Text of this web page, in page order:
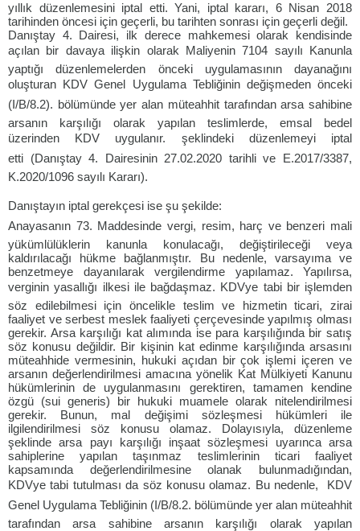
yıllık düzenlemesini iptal etti. Yani, iptal kararı, 6 Nisan 2018
tarihinden öncesi için geçerli, bu tarihten sonrası için geçerli değil.
Danıştay 4. Dairesi, ilk derece mahkemesi olarak kendisinde
açılan bir davaya ilişkin olarak Maliyenin 7104 sayılı Kanunla
yaptığı düzenlemelerden önceki uygulamasının dayanağını
oluşturan KDV Genel Uygulama Tebliğinin değişmeden önceki
(I/B/8.2). bölümünde yer alan müteahhit tarafından arsa sahibine
arsanın karşılığı olarak yapılan teslimlerde, emsal bedel
üzerinden KDV uygulanır. şeklindeki düzenlemeyi iptal
etti (Danıştay 4. Dairesinin 27.02.2020 tarihli ve E.2017/3387,
K.2020/1096 sayılı Kararı).
Danıştayın iptal gerekçesi ise şu şekilde:
Anayasanın 73. Maddesinde vergi, resim, harç ve benzeri mali
yükümlülüklerin kanunla konulacağı, değiştirileceği veya
kaldırılacağı hükme bağlanmıştır. Bu nedenle, varsayıma ve
benzetmeye dayanılarak vergilendirme yapılamaz. Yapılırsa,
verginin yasallığı ilkesi ile bağdaşmaz. KDVye tabi bir işlemden
söz edilebilmesi için öncelikle teslim ve hizmetin ticari, zirai
faaliyet ve serbest meslek faaliyeti çerçevesinde yapılmış olması
gerekir. Arsa karşılığı kat alımında ise para karşılığında bir satış
söz konusu değildir. Bir kişinin kat edinme karşılığında arsasını
müteahhide vermesinin, hukuki açıdan bir çok işlemi içeren ve
arsanın değerlendirilmesi amacına yönelik Kat Mülkiyeti Kanunu
hükümlerinin de uygulanmasını gerektiren, tamamen kendine
özgü (sui generis) bir hukuki muamele olarak nitelendirilmesi
gerekir. Bunun, mal değişimi sözleşmesi hükümleri ile
ilgilendirilmesi söz konusu olamaz. Dolayısıyla, düzenleme
şeklinde arsa payı karşılığı inşaat sözleşmesi uyarınca arsa
sahiplerine yapılan taşınmaz teslimlerinin ticari faaliyet
kapsamında değerlendirilmesine olanak bulunmadığından,
KDVye tabi tutulması da söz konusu olamaz. Bu nedenle, KDV
Genel Uygulama Tebliğinin (I/B/8.2. bölümünde yer alan müteahhit
tarafından arsa sahibine arsanın karşılığı olarak yapılan